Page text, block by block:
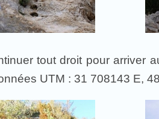
tout droit pour arriver
UTM : 31 708143 E,